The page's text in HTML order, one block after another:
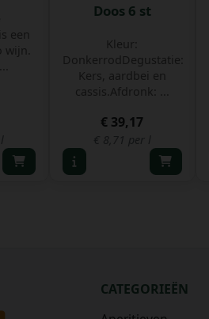
een
Doos 6 st
Kleur:
DonkerrodDegustatie:
Kers, aardbei en
cassis.Afdronk: ...
€ 39,17
€ 8,71 per l
CATEGORIEËN